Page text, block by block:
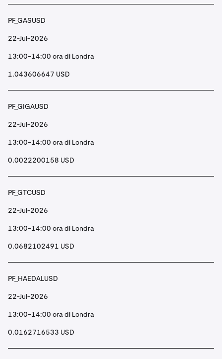
PF_GASUSD
22-Jul-2026
13:00–14:00 ora di Londra
1.043606647 USD
PF_GIGAUSD
22-Jul-2026
13:00–14:00 ora di Londra
0.0022200158 USD
PF_GTCUSD
22-Jul-2026
13:00–14:00 ora di Londra
0.0682102491 USD
PF_HAEDALUSD
22-Jul-2026
13:00–14:00 ora di Londra
0.0162716533 USD